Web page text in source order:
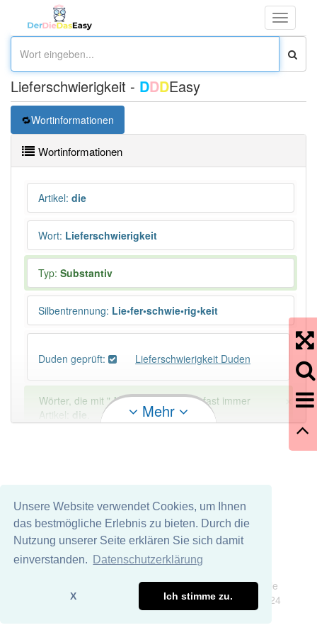
Unsere Website verwendet Cookies, um Ihnen
das bestmögliche Erlebnis zu bieten. Durch die
Nutzung unserer Seite erklären Sie sich damit
einverstanden.
Datenschutzerklärung
X Ich stimme zu.
Toggle
Lieferschwierigkeit - DDDEasy
Wortinformationen
Wortinformationen
Artikel: die
Wort: Lieferschwierigkeit
Typ: Substantiv
Silbentrennung: Lie•fer•schwie•rig•keit
Duden geprüft: Lieferschwierigkeit Duden
Wörter, die mit "-keit" enden, haben fast immer
Artikel:
die
PowerIndex:3
Häufigkeit: 4 von 10
Wörter mit Endung -lieferschwierigkeit : 1
Mehr
Wir übernehmen keine Garantie und keine Haftung für die
Richtigkeit und Vollständigkeit dieser Seite. DDDEasy 2024